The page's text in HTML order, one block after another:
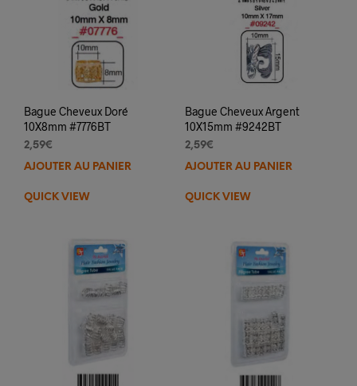
Bague Cheveux Doré
10X8mm #7776BT
2,59€
AJOUTER AU PANIER
QUICK VIEW
Bague Cheveux Argent
10X15mm #9242BT
2,59€
AJOUTER AU PANIER
QUICK VIEW